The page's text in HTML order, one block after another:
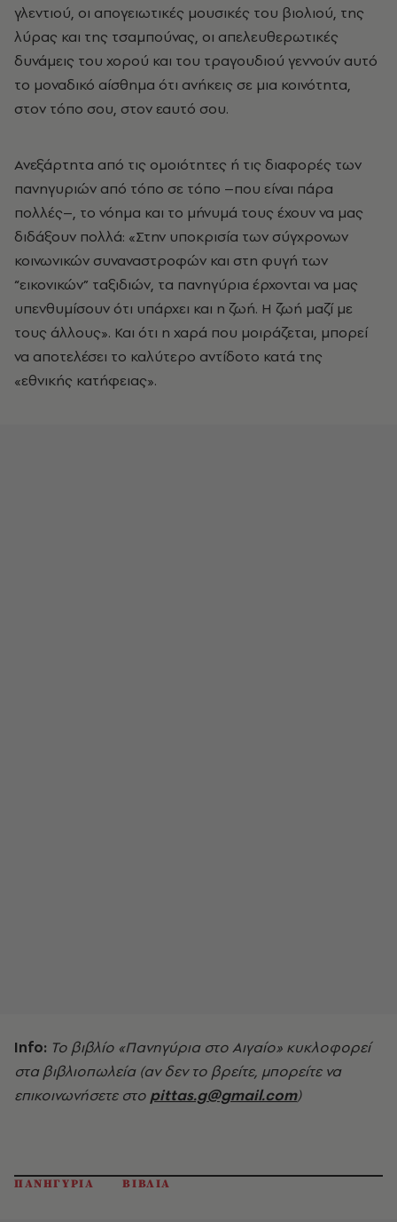
γλεντιού, οι απογειωτικές μουσικές του βιολιού, της
λύρας και της τσαμπούνας, οι απελευθερωτικές
δυνάμεις του χορού και του τραγουδιού γεννούν αυτό
το μοναδικό αίσθημα ότι ανήκεις σε μια κοινότητα,
στον τόπο σου, στον εαυτό σου.
Ανεξάρτητα από τις ομοιότητες ή τις διαφορές των
πανηγυριών από τόπο σε τόπο –που είναι πάρα
πολλές–, το νόημα και το μήνυμά τους έχουν να μας
διδάξουν πολλά: «Στην υποκρισία των σύγχρονων
κοινωνικών συναναστροφών και στη φυγή των
“εικονικών” ταξιδιών, τα πανηγύρια έρχονται να μας
υπενθυμίσουν ότι υπάρχει και η ζωή. Η ζωή μαζί με
τους άλλους». Και ότι η χαρά που μοιράζεται, μπορεί
να αποτελέσει το καλύτερο αντίδοτο κατά της
«εθνικής κατήφειας».
Info: Το βιβλίο «Πανηγύρια στο Αιγαίο» κυκλοφορεί
στα βιβλιοπωλεία (αν δεν το βρείτε, μπορείτε να
επικοινωνήσετε στο pittas.g@gmail.com)
ΠΑΝΗΓΥΡΙΑ ΒΙΒΛΙΑ